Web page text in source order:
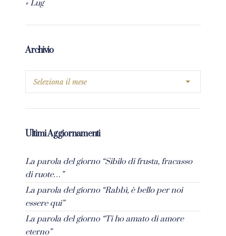
« Lug
Archivio
Ultimi Aggiornamenti
La parola del giorno “Sibilo di frusta, fracasso
di ruote…”
La parola del giorno “Rabbì, è bello per noi
essere qui”
La parola del giorno “Ti ho amato di amore
eterno”